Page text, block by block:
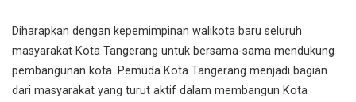
Diharapkan dengan kepemimpinan walikota baru seluruh
masyarakat Kota Tangerang untuk bersama-sama mendukung
pembangunan kota. Pemuda Kota Tangerang menjadi bagian
dari masyarakat yang turut aktif dalam membangun Kota